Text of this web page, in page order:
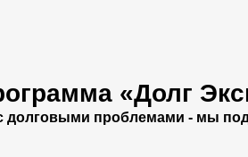
«Долг
долговыми проблемами - мы